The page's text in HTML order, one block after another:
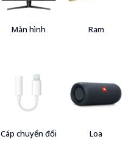
Màn hình Ram
Cáp chuyển đổi Loa